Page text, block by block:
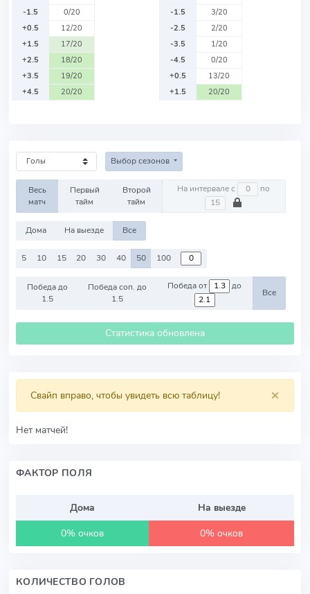
-1.5
0/20
+0.5
12/20
+1.5
17/20
+2.5
18/20
+3.5
19/20
+4.5
20/20
-1.5
3/20
-2.5
2/20
-3.5
1/20
-4.5
0/20
+0.5
13/20
+1.5
20/20
Выбор сезонов
Весь
матч
Первый
тайм
Второй
тайм
На интервале с по
Дома На выезде Все
5 10 15 20 30 40 50 100
Победа до
1.5
Победа соп. до
1.5
Победа от до
Все
Статистика обновлена
×
Свайп вправо, чтобы увидеть всю таблицу!
Нет матчей!
ФАКТОР ПОЛЯ
Дома
На выезде
0% очков
0% очков
КОЛИЧЕСТВО ГОЛОВ